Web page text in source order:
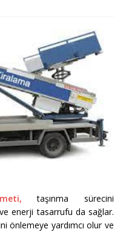
taşınma sürecini
ve enerji tasarrufu da sağlar.
önlemeye yardımcı olur ve